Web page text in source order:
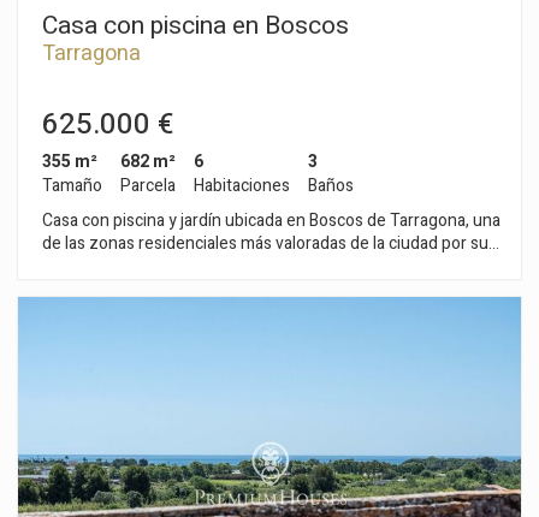
Casa con piscina en Boscos
Tarragona
625.000 €
355 m²
Tamaño
682 m²
Parcela
6
Habitaciones
3
Baños
Casa con piscina y jardín ubicada en Boscos de Tarragona, una
de las zonas residenciales más valoradas de la ciudad por su
lateral y al jardín, una habitación doble y un baño completo. La
segunda planta acoge la zona de noche, formada por tres
habitaciones dobles, una de ellas en suite con vestidor,